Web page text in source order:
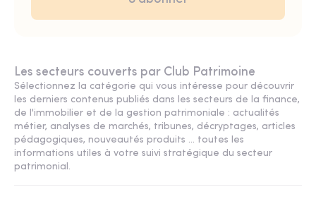
Les secteurs couverts par Club Patrimoine
Sélectionnez la catégorie qui vous intéresse pour découvrir
les derniers contenus publiés dans les secteurs de la finance,
de l'immobilier et de la gestion patrimoniale : actualités
métier, analyses de marchés, tribunes, décryptages, articles
pédagogiques, nouveautés produits ... toutes les
informations utiles à votre suivi stratégique du secteur
patrimonial.